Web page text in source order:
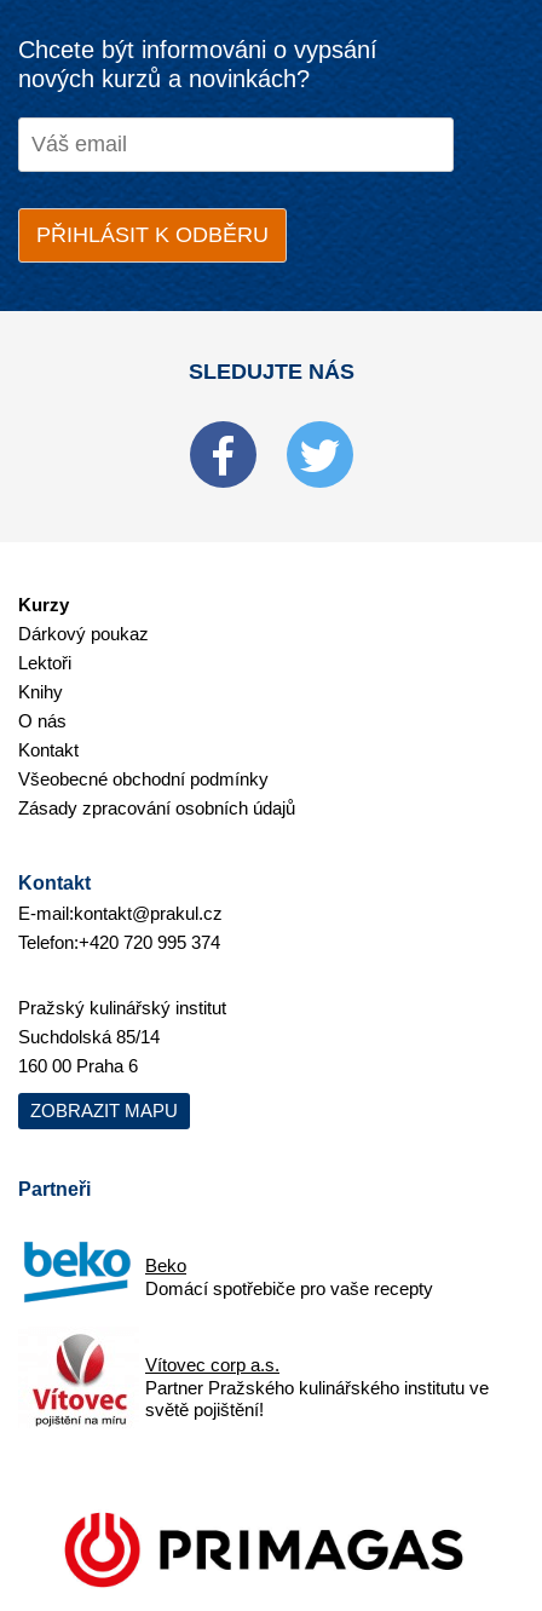
Chcete být informováni o vypsání
nových kurzů a novinkách?
SLEDUJTE NÁS
Kurzy
Dárkový poukaz
Lektoři
Knihy
O nás
Kontakt
Všeobecné obchodní podmínky
Zásady zpracování osobních údajů
Kontakt
E-mail:kontakt@prakul.cz
Telefon:+420 720 995 374
Pražský kulinářský institut
Suchdolská 85/14
160 00 Praha 6
ZOBRAZIT MAPU
Partneři
Beko
Domácí spotřebiče pro vaše recepty
Vítovec corp a.s.
Partner Pražského kulinářského institutu ve
světě pojištění!